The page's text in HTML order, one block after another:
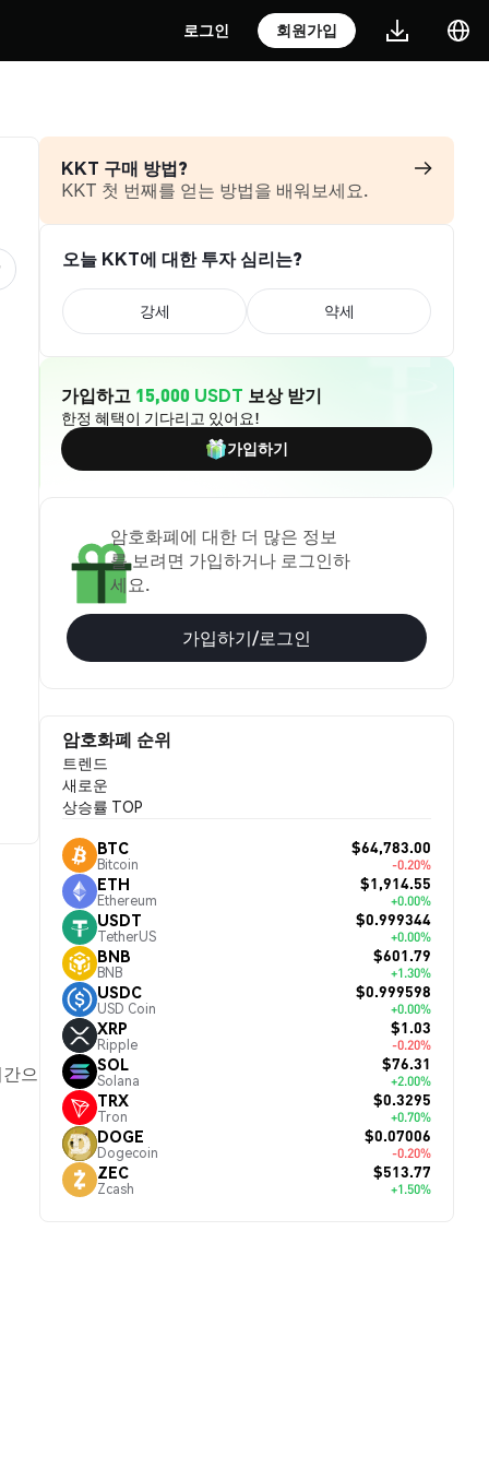
로그인 회원가입
으
KKT 구매 방법?
KKT 첫 번째를 얻는 방법을 배워보세요.
오늘 KKT에 대한 투자 심리는?
강세 약세
가입하고 15,000 USDT 보상 받기
한정 혜택이 기다리고 있어요!
가입하기
암호화폐에 대한 더 많은 정보
를 보려면 가입하거나 로그인하
세요.
가입하기/로그인
암호화폐 순위
트렌드
새로운
상승률 TOP
BTC
Bitcoin
$64,783.00
-0.20%
ETH
Ethereum
$1,914.55
+0.00%
USDT
TetherUS
$0.999344
+0.00%
BNB
BNB
$601.79
+1.30%
USDC
USD Coin
$0.999598
+0.00%
XRP
Ripple
$1.03
-0.20%
SOL
Solana
$76.31
+2.00%
TRX
Tron
$0.3295
+0.70%
DOGE
Dogecoin
$0.07006
-0.20%
ZEC
Zcash
$513.77
+1.50%